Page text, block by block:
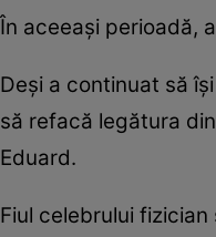
În aceeași perioadă,
Deși a continuat să
să refacă legătura
Eduard.
Fiul celebrului